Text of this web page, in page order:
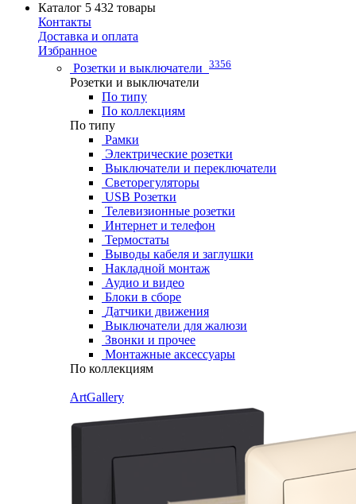
Каталог 5 432 товары
Контакты
Доставка и оплата
Избранное
Розетки и выключатели 3356
Розетки и выключатели
По типу
По коллекциям
По типу
Рамки
Электрические розетки
Выключатели и переключатели
Светорегуляторы
USB Розетки
Телевизионные розетки
Интернет и телефон
Термостаты
Выводы кабеля и заглушки
Накладной монтаж
Аудио и видео
Блоки в сборе
Датчики движения
Выключатели для жалюзи
Звонки и прочее
Монтажные аксессуары
По коллекциям
ArtGallery